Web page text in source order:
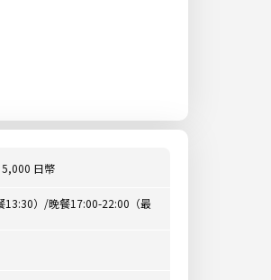
日幣
13:30）/晚餐17:00-22:00（最